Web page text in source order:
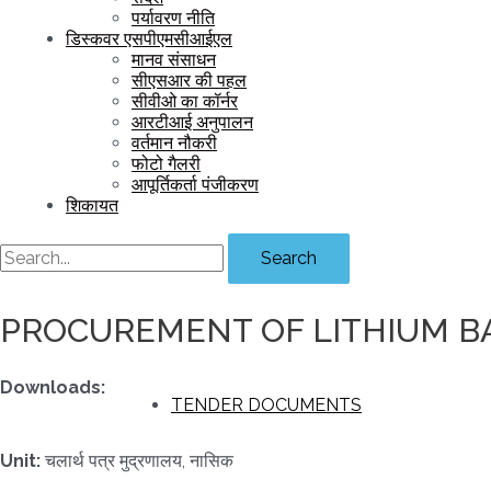
पर्यावरण नीति
डिस्कवर एसपीएमसीआईएल
मानव संसाधन
सीएसआर की पहल
सीवीओ का कॉर्नर
आरटीआई अनुपालन
वर्तमान नौकरी
फोटो गैलरी
आपूर्तिकर्ता पंजीकरण
शिकायत
Search
PROCUREMENT OF LITHIUM
Downloads:
TENDER DOCUMENTS
Unit: चलार्थ पत्र मुद्रणालय, नासिक